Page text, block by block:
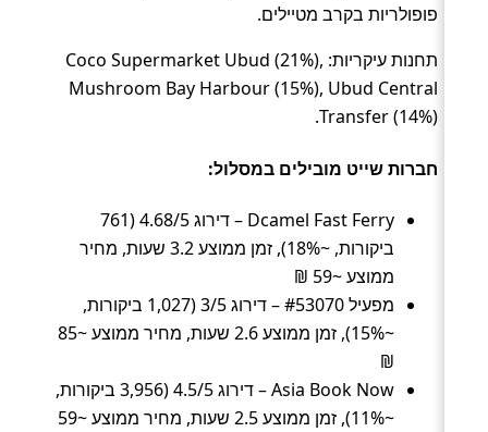
פופולריות בקרב מטיילים.
תחנות עיקריות: Coco Supermarket Ubud (21%),
Mushroom Bay Harbour (15%), Ubud Central
Transfer (14%).
חברות שייט מובילים במסלול:
Dcamel Fast Ferry – דירוג 4.68/5 (761
ביקורות, ~18%), זמן ממוצע 3.2 שעות, מחיר
ממוצע ~59 ₪
מפעיל #53070 – דירוג 3/5 (1,027 ביקורות,
~15%), זמן ממוצע 2.6 שעות, מחיר ממוצע ~85
₪
Asia Book Now – דירוג 4.5/5 (3,956 ביקורות,
~11%), זמן ממוצע 2.5 שעות, מחיר ממוצע ~59